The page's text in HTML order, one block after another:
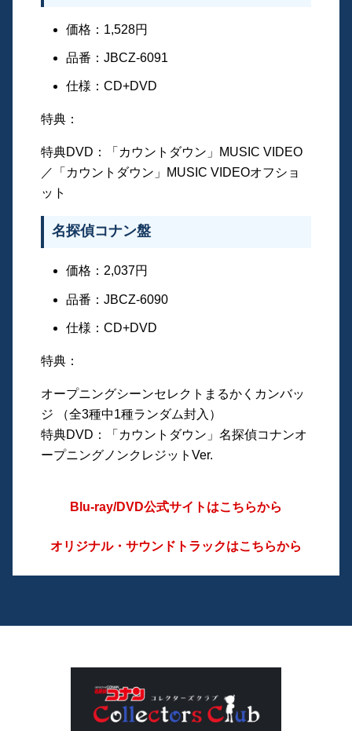
価格：1,528円
品番：JBCZ-6091
仕様：CD+DVD
特典：
特典DVD：「カウントダウン」MUSIC VIDEO
／「カウントダウン」MUSIC VIDEOオフショ
ット
名探偵コナン盤
価格：2,037円
品番：JBCZ-6090
仕様：CD+DVD
特典：
オープニングシーンセレクトまるかくカンバッ
ジ （全3種中1種ランダム封入）
特典DVD：「カウントダウン」名探偵コナンオ
ープニングノンクレジットVer.
Blu-ray/DVD公式サイトはこちらから
オリジナル・サウンドトラックはこちらから